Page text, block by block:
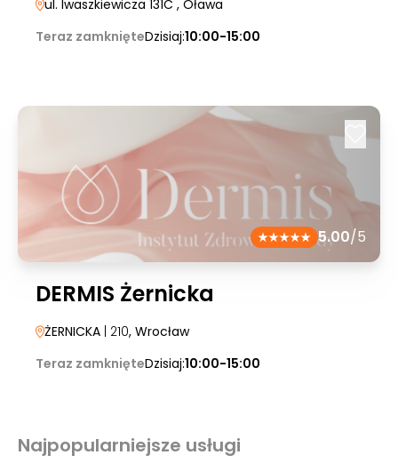
ul. Iwaszkiewicza 131C , Oława
Teraz zamknięteDzisiaj:10:00-15:00
5.00/5
DERMIS Żernicka
ŻERNICKA | 210, Wrocław
Teraz zamknięteDzisiaj:10:00-15:00
Najpopularniejsze usługi